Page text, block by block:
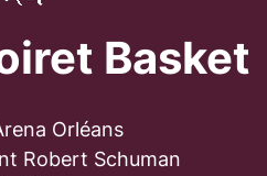
Basket
Orléans
Robert Schuman